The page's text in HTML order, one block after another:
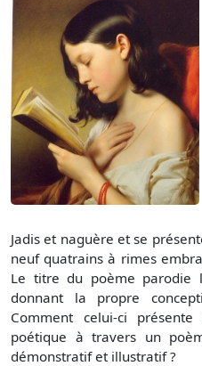
Jadis et naguère et se
neuf quatrains à rimes
Le titre du poème parodie
donnant la propre
Comment celui-ci
poétique à travers un
démonstratif et illustratif ?